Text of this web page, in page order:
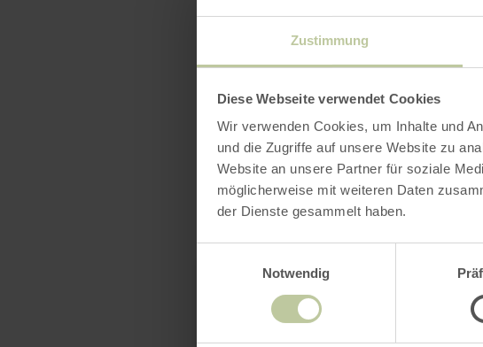
Zustimmung
Diese Webseite verwendet Cookies
Wir verwenden Cookies, um Inhalte und
und die Zugriffe auf unsere Website zu
Website an unsere Partner für soziale
möglicherweise mit weiteren Daten
der Dienste gesammelt haben.
Notwendig